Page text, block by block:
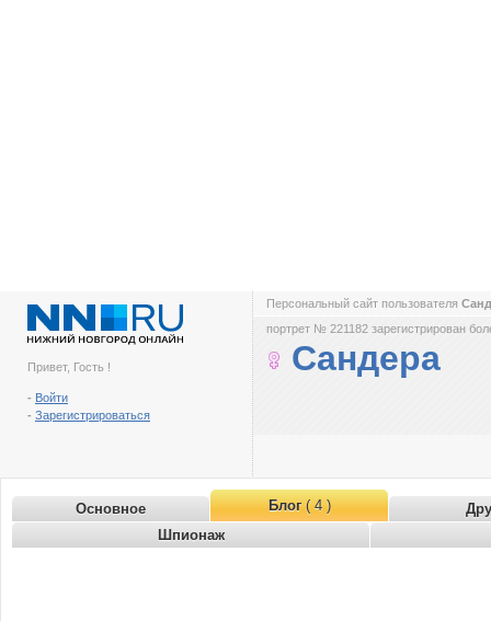
Привет, Гость !
- Войти
- Зарегистрироваться
Персональный сайт пользователя
портрет № 221182 зарегистрирован
Сандера
Основное Блог( 4 )
Шпионаж